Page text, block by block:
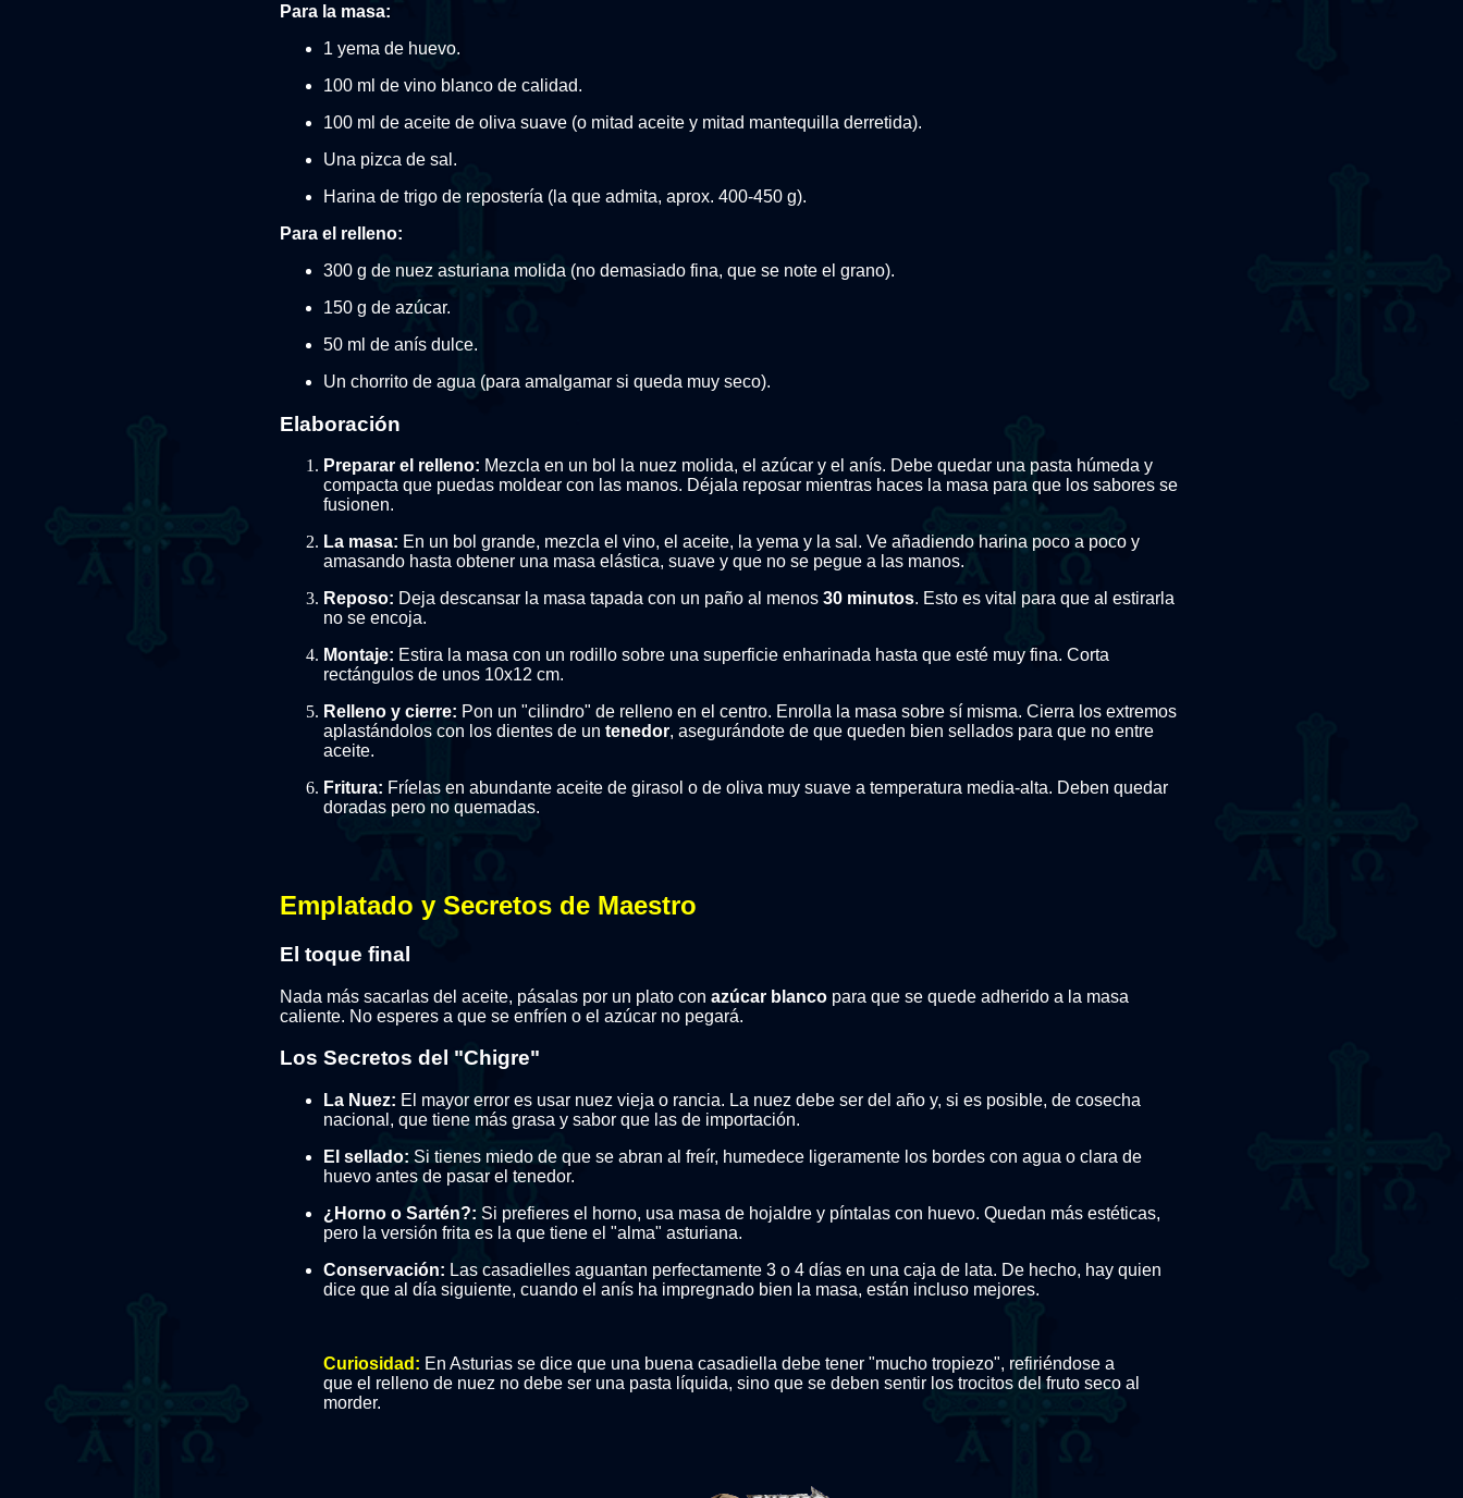
Para la masa:
1 yema de huevo.
100 ml de vino blanco de calidad.
100 ml de aceite de oliva suave (o mitad aceite y mitad mantequilla derretida).
Una pizca de sal.
Harina de trigo de repostería (la que admita, aprox. 400-450 g).
Para el relleno:
300 g de nuez asturiana molida (no demasiado fina, que se note el grano).
150 g de azúcar.
50 ml de anís dulce.
Un chorrito de agua (para amalgamar si queda muy seco).
Elaboración
Preparar el relleno: Mezcla en un bol la nuez molida, el azúcar y el anís. Debe quedar una pasta húmeda y
compacta que puedas moldear con las manos. Déjala reposar mientras haces la masa para que los sabores se
fusionen.
La masa: En un bol grande, mezcla el vino, el aceite, la yema y la sal. Ve añadiendo harina poco a poco y
amasando hasta obtener una masa elástica, suave y que no se pegue a las manos.
Reposo: Deja descansar la masa tapada con un paño al menos 30 minutos. Esto es vital para que al estirarla
no se encoja.
Montaje: Estira la masa con un rodillo sobre una superficie enharinada hasta que esté muy fina. Corta
rectángulos de unos 10x12 cm.
Relleno y cierre: Pon un "cilindro" de relleno en el centro. Enrolla la masa sobre sí misma. Cierra los extremos
aplastándolos con los dientes de un tenedor, asegurándote de que queden bien sellados para que no entre
aceite.
Fritura: Fríelas en abundante aceite de girasol o de oliva muy suave a temperatura media-alta. Deben quedar
doradas pero no quemadas.
Emplatado y Secretos de Maestro
El toque final
Nada más sacarlas del aceite, pásalas por un plato con azúcar blanco para que se quede adherido a la masa
caliente. No esperes a que se enfríen o el azúcar no pegará.
Los Secretos del "Chigre"
La Nuez: El mayor error es usar nuez vieja o rancia. La nuez debe ser del año y, si es posible, de cosecha
nacional, que tiene más grasa y sabor que las de importación.
El sellado: Si tienes miedo de que se abran al freír, humedece ligeramente los bordes con agua o clara de
huevo antes de pasar el tenedor.
¿Horno o Sartén?: Si prefieres el horno, usa masa de hojaldre y píntalas con huevo. Quedan más estéticas,
pero la versión frita es la que tiene el "alma" asturiana.
Conservación: Las casadielles aguantan perfectamente 3 o 4 días en una caja de lata. De hecho, hay quien
dice que al día siguiente, cuando el anís ha impregnado bien la masa, están incluso mejores.
Curiosidad: En Asturias se dice que una buena casadiella debe tener "mucho tropiezo", refiriéndose a
que el relleno de nuez no debe ser una pasta líquida, sino que se deben sentir los trocitos del fruto seco al
morder.